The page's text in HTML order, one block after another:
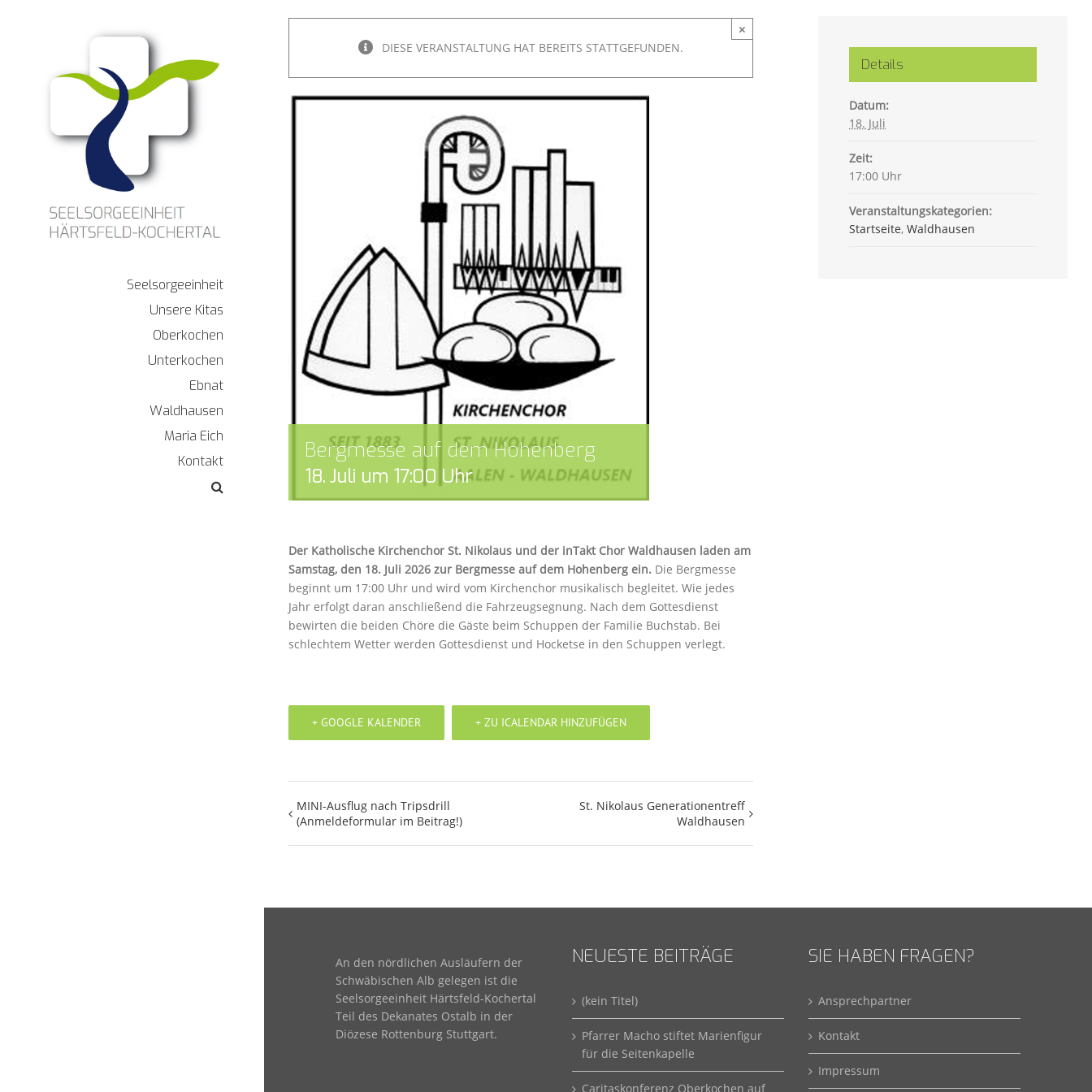
Seelsorgeeinheit
Unsere Kitas
Oberkochen
Unterkochen
Ebnat
Waldhausen
Maria Eich
Kontakt
×
DIESE VERANSTALTUNG HAT BEREITS STATTGEFUNDEN.
Bergmesse auf dem Hohenberg
18. Juli um 17:00 Uhr
Der Katholische Kirchenchor St. Nikolaus und der inTakt Chor Waldhausen laden am
Samstag, den 18. Juli 2026 zur Bergmesse auf dem Hohenberg ein. Die Bergmesse
beginnt um 17:00 Uhr und wird vom Kirchenchor musikalisch begleitet. Wie jedes
Jahr erfolgt daran anschließend die Fahrzeugsegnung. Nach dem Gottesdienst
bewirten die beiden Chöre die Gäste beim Schuppen der Familie Buchstab. Bei
schlechtem Wetter werden Gottesdienst und Hocketse in den Schuppen verlegt.
+ GOOGLE KALENDER + ZU ICALENDAR HINZUFÜGEN
MINI-Ausflug nach Tripsdrill
(Anmeldeformular im Beitrag!)
St. Nikolaus Generationentreff
Waldhausen
Details
Datum:
18. Juli
Zeit:
17:00 Uhr
Veranstaltungskategorien:
Startseite,Waldhausen
An den nördlichen Ausläufern der
Schwäbischen Alb gelegen ist die
Seelsorgeeinheit Härtsfeld-Kochertal
Teil des Dekanates Ostalb in der
Diözese Rottenburg Stuttgart.
NEUESTE BEITRÄGE
(kein Titel)
Pfarrer Macho stiftet Marienfigur
für die Seitenkapelle
Caritaskonferenz Oberkochen auf
SIE HABEN FRAGEN?
Ansprechpartner
Kontakt
Impressum